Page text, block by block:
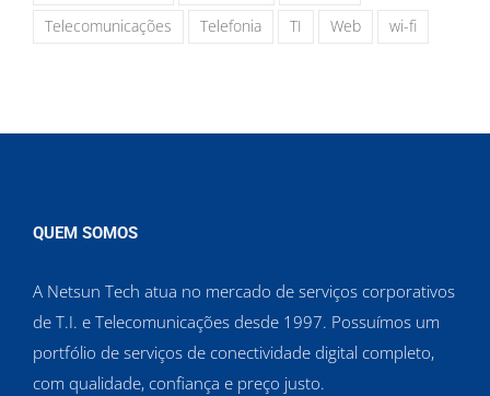
Telecomunicações
Telefonia TI Web wi-fi
QUEM SOMOS
A Netsun Tech atua no mercado de serviços corporativos
de T.I. e Telecomunicações desde 1997. Possuímos um
portfólio de serviços de conectividade digital completo,
com qualidade, confiança e preço justo.